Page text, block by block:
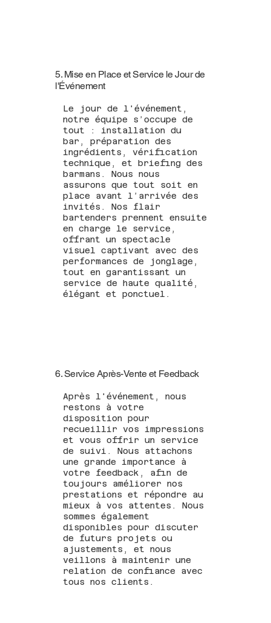
5. Mise en Place et Service le Jour de
l'Événement
Le jour de l'événement,
notre équipe s’occupe de
tout : installation du
bar, préparation des
ingrédients, vérification
technique, et briefing des
barmans. Nous nous
assurons que tout soit en
place avant l’arrivée des
invités. Nos flair
bartenders prennent ensuite
en charge le service,
offrant un spectacle
visuel captivant avec des
performances de jonglage,
tout en garantissant un
service de haute qualité,
élégant et ponctuel.
6. Service Après-Vente et Feedback
Après l'événement, nous
restons à votre
disposition pour
recueillir vos impressions
et vous offrir un service
de suivi. Nous attachons
une grande importance à
votre feedback, afin de
toujours améliorer nos
prestations et répondre au
mieux à vos attentes. Nous
sommes également
disponibles pour discuter
de futurs projets ou
ajustements, et nous
veillons à maintenir une
relation de confiance avec
tous nos clients.